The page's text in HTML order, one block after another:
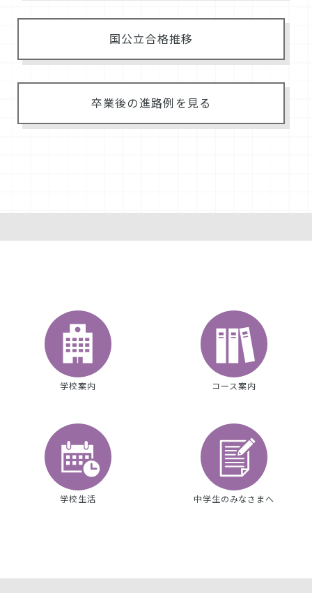
国公立合格推移
卒業後の進路例を見る
学校案内 コース案内
学校生活 中学生のみなさまへ